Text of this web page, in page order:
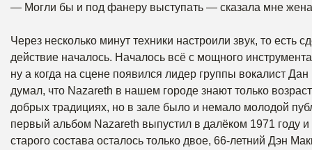
— Могли бы и под фанеру выступать — сказала мне
Через несколько минут техники настроили звук, то
действие началось. Началось всё с мощного
ну а когда на сцене появился лидер группы вокалист
думал, что Nazareth в нашем городе знают только
добрых традициях, но в зале было и немало молодой
первый альбом Nazareth выпустил в далёком 1971 году
старого состава осталось только двое, 66-летний Дэн